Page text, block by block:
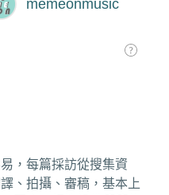
，每篇採訪從搜集資
、拍攝、審稿，基本上